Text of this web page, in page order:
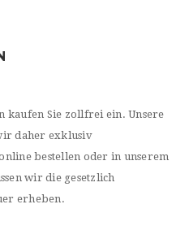
kaufen Sie zollfrei ein. Unsere
daher exklusiv
bestellen oder in unserem
wir die gesetzlich
erheben.